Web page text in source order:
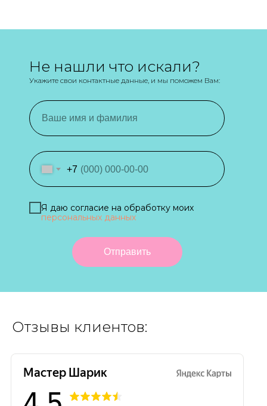
+7
Я даю согласие на обработку моих
персональных данных
Отправить
Не нашли что искали?
Укажите свои контактные данные, и мы поможем Вам:
Отзывы клиентов: